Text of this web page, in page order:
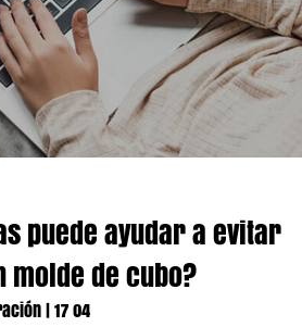
puede ayudar a evitar
molde de cubo?
| 17 04